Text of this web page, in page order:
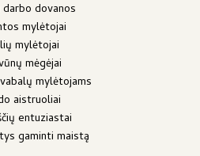
darbo dovanos
mylėtojai
mylėtojai
mėgėjai
mylėtojams
aistruoliai
entuziastai
gaminti maistą